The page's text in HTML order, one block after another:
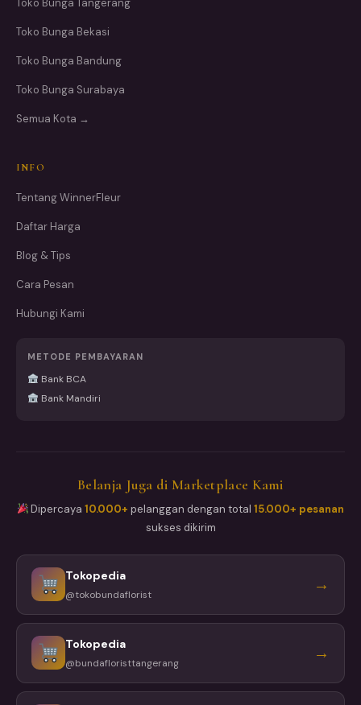
Toko Bunga Bekasi
Toko Bunga Bandung
Toko Bunga Surabaya
Semua Kota →
INFO
Tentang WinnerFleur
Daftar Harga
Blog & Tips
Cara Pesan
Hubungi Kami
METODE PEMBAYARAN
Bank BCA
Bank Mandiri
Belanja Juga di Marketplace Kami
Dipercaya10.000+ pelanggan dengan total15.000+ pesanan
sukses dikirim
Tokopedia
@tokobundaflorist →
Tokopedia
@bundafloristtangerang →